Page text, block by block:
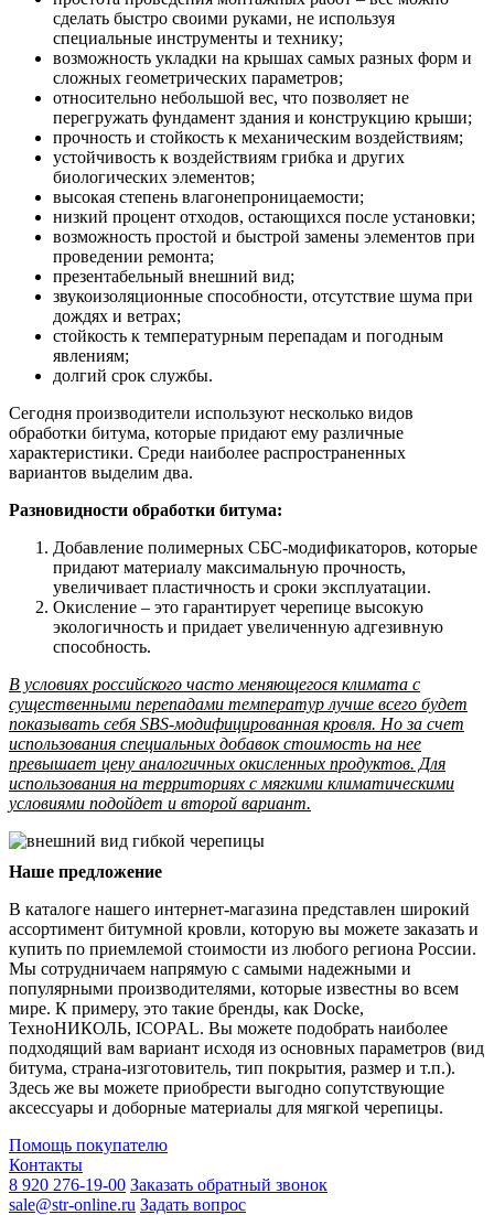
сделать быстро своими руками, не используя
специальные инструменты и технику;
возможность укладки на крышах самых разных форм и
сложных геометрических параметров;
относительно небольшой вес, что позволяет не
перегружать фундамент здания и конструкцию крыши;
прочность и стойкость к механическим воздействиям;
устойчивость к воздействиям грибка и других
биологических элементов;
высокая степень влагонепроницаемости;
низкий процент отходов, остающихся после установки;
возможность простой и быстрой замены элементов при
проведении ремонта;
презентабельный внешний вид;
звукоизоляционные способности, отсутствие шума при
дождях и ветрах;
стойкость к температурным перепадам и погодным
явлениям;
долгий срок службы.
Сегодня производители используют несколько видов
обработки битума, которые придают ему различные
характеристики. Среди наиболее распространенных
вариантов выделим два.
Разновидности обработки битума:
Добавление полимерных СБС-модификаторов, которые
придают материалу максимальную прочность,
увеличивает пластичность и сроки эксплуатации.
Окисление – это гарантирует черепице высокую
экологичность и придает увеличенную адгезивную
способность.
В условиях российского часто меняющегося климата с
существенными перепадами температур лучше всего будет
показывать себя SBS-модифицированная кровля. Но за счет
использования специальных добавок стоимость на нее
превышает цену аналогичных окисленных продуктов. Для
использования на территориях с мягкими климатическими
условиями подойдет и второй вариант.
Наше предложение
В каталоге нашего интернет-магазина представлен широкий
ассортимент битумной кровли, которую вы можете заказать и
купить по приемлемой стоимости из любого региона России.
Мы сотрудничаем напрямую с самыми надежными и
популярными производителями, которые известны во всем
мире. К примеру, это такие бренды, как Docke,
ТехноНИКОЛЬ, ICOPAL. Вы можете подобрать наиболее
подходящий вам вариант исходя из основных параметров (вид
битума, страна-изготовитель, тип покрытия, размер и т.п.).
Здесь же вы можете приобрести выгодно сопутствующие
аксессуары и доборные материалы для мягкой черепицы.
Помощь покупателю
Контакты
8 920 276-19-00 Заказать обратный звонок
sale@str-online.ru Задать вопрос